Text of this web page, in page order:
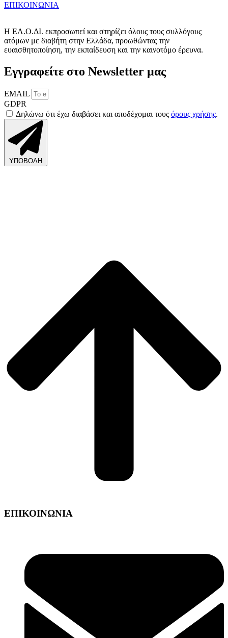
ΕΠΙΚΟΙΝΩΝΙΑ
Η ΕΛ.Ο.ΔΙ. εκπροσωπεί και στηρίζει όλους τους συλλόγους
ατόμων με διαβήτη στην Ελλάδα, προωθώντας την
ευαισθητοποίηση, την εκπαίδευση και την καινοτόμο έρευνα.
Εγγραφείτε στο Newsletter μας
EMAIL
GDPR
Δηλώνω ότι έχω διαβάσει και αποδέχομαι τους όρους χρήσης.
ΥΠΟΒΟΛΗ
ΕΠΙΚΟΙΝΩΝΙΑ